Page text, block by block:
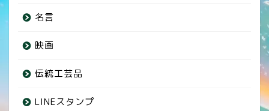
名言
映画
伝統工芸品
LINEスタンプ